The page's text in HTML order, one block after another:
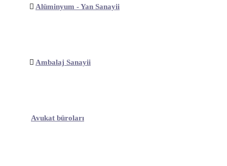
Alüminyum - Yan Sanayii
Ambalaj Sanayii
Avukat büroları